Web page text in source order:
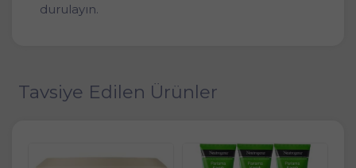
durulayın.
Tavsiye Edilen Ürünler